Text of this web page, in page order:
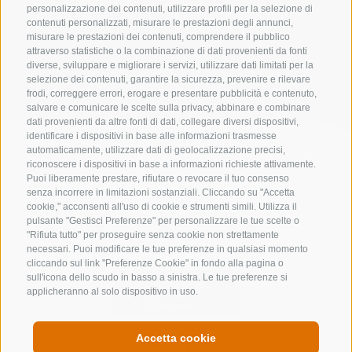
personalizzazione dei contenuti, utilizzare profili per la selezione di
contenuti personalizzati, misurare le prestazioni degli annunci,
misurare le prestazioni dei contenuti, comprendere il pubblico
attraverso statistiche o la combinazione di dati provenienti da fonti
diverse, sviluppare e migliorare i servizi, utilizzare dati limitati per la
selezione dei contenuti, garantire la sicurezza, prevenire e rilevare
frodi, correggere errori, erogare e presentare pubblicità e contenuto,
salvare e comunicare le scelte sulla privacy, abbinare e combinare
dati provenienti da altre fonti di dati, collegare diversi dispositivi,
identificare i dispositivi in base alle informazioni trasmesse
automaticamente, utilizzare dati di geolocalizzazione precisi,
riconoscere i dispositivi in base a informazioni richieste attivamente.
Puoi liberamente prestare, rifiutare o revocare il tuo consenso
senza incorrere in limitazioni sostanziali. Cliccando su "Accetta
cookie," acconsenti all'uso di cookie e strumenti simili. Utilizza il
pulsante "Gestisci Preferenze" per personalizzare le tue scelte o
"Rifiuta tutto" per proseguire senza cookie non strettamente
necessari. Puoi modificare le tue preferenze in qualsiasi momento
cliccando sul link "Preferenze Cookie" in fondo alla pagina o
sull'icona dello scudo in basso a sinistra. Le tue preferenze si
applicheranno al solo dispositivo in uso.
Accetta cookie
Lista alloggi
CONTATTACI